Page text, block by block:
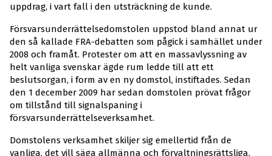
uppdrag, i vart fall i den utsträckning de kunde.
Försvarsunderrättelsedomstolen uppstod bland annat ur
den så kallade FRA-debatten som pågick i samhället under
2008 och framåt. Protester om att en massavlyssning av
helt vanliga svenskar ägde rum ledde till att ett
beslutsorgan, i form av en ny domstol, instiftades. Sedan
den 1 december 2009 har sedan domstolen prövat frågor
om tillstånd till signalspaning i
försvarsunderrättelseverksamhet.
Domstolens verksamhet skiljer sig emellertid från de
vanliga, det vill säga allmänna och förvaltningsrättsliga,